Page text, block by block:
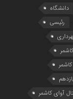
دانشگاه
رئیسی
آوای کاشمر